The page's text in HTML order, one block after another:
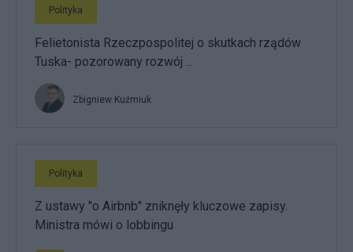
Polityka
Felietonista Rzeczpospolitej o skutkach rządów
Tuska- pozorowany rozwój ...
Zbigniew Kuźmiuk
Polityka
Z ustawy "o Airbnb" zniknęły kluczowe zapisy.
Ministra mówi o lobbingu